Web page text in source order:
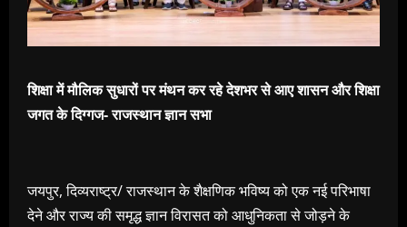
शिक्षा में मौलिक सुधारों पर मंथन कर रहे देशभर से आए शासन और शिक्षा
जगत के दिग्गज- राजस्थान ज्ञान सभा
जयपुर, दिव्यराष्ट्र/ राजस्थान के शैक्षणिक भविष्य को एक नई परिभाषा
देने और राज्य की समृद्ध ज्ञान विरासत को आधुनिकता से जोड़ने के